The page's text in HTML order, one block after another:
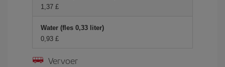
1,37 £
Water (fles 0,33 liter)
0,93 £
Vervoer